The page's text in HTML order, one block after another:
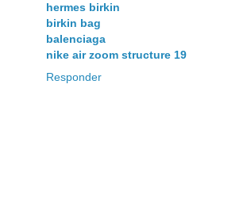
hermes birkin
birkin bag
balenciaga
nike air zoom structure 19
Responder